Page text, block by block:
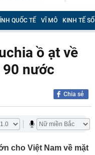
tính gây
axit folic gấp
một chiếc
trở thành dĩ
QUỐC TẾ VĨ MÔ KINH TẾ SỐ
ồ ạt về
nước
Chia sẻ
cho Việt Nam về mặt